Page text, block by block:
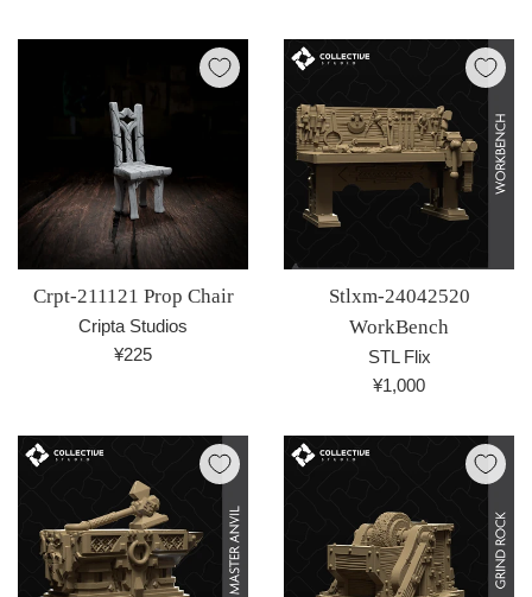
価
価
Crpt-211121 Prop Chair
Cripta Studios
通
格
¥225
Stlxm-24042520
WorkBench
STL Flix
通
価
¥1,000